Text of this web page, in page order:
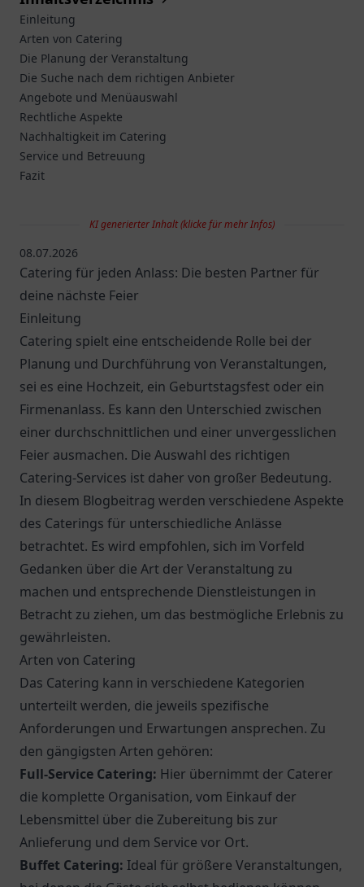
Einleitung
Arten von Catering
Die Planung der Veranstaltung
Die Suche nach dem richtigen Anbieter
Angebote und Menüauswahl
Rechtliche Aspekte
Nachhaltigkeit im Catering
Service und Betreuung
Fazit
KI generierter Inhalt (klicke für mehr Infos)
08.07.2026
Catering für jeden Anlass: Die besten Partner für
deine nächste Feier
Einleitung
Catering spielt eine entscheidende Rolle bei der
Planung und Durchführung von Veranstaltungen,
sei es eine Hochzeit, ein Geburtstagsfest oder ein
Firmenanlass. Es kann den Unterschied zwischen
einer durchschnittlichen und einer unvergesslichen
Feier ausmachen. Die Auswahl des richtigen
Catering-Services ist daher von großer Bedeutung.
In diesem Blogbeitrag werden verschiedene Aspekte
des Caterings für unterschiedliche Anlässe
betrachtet. Es wird empfohlen, sich im Vorfeld
Gedanken über die Art der Veranstaltung zu
machen und entsprechende Dienstleistungen in
Betracht zu ziehen, um das bestmögliche Erlebnis zu
gewährleisten.
Arten von Catering
Das Catering kann in verschiedene Kategorien
unterteilt werden, die jeweils spezifische
Anforderungen und Erwartungen ansprechen. Zu
den gängigsten Arten gehören:
Full-Service Catering: Hier übernimmt der Caterer
die komplette Organisation, vom Einkauf der
Lebensmittel über die Zubereitung bis zur
Anlieferung und dem Service vor Ort.
Buffet Catering: Ideal für größere Veranstaltungen,